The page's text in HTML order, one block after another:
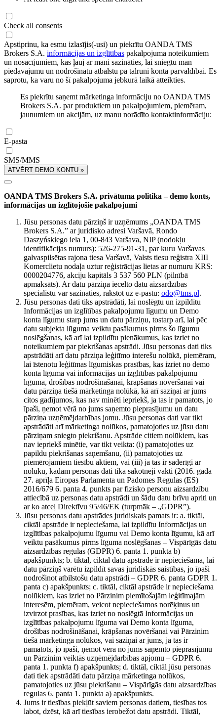
Check all consents
Apstiprinu, ka esmu izlasījis(-usi) un piekrītu OANDA TMS
Brokers S.A. informācijas un izglītības pakalpojuma noteikumiem
un nosacījumiem, kas ļauj ar mani sazināties, lai sniegtu man
piedāvājumu un nodrošinātu atbalstu pa tālruni konta pārvaldībai. Es
saprotu, ka varu no šī pakalpojuma jebkurā laikā atteikties.
Es piekrītu saņemt mārketinga informāciju no OANDA TMS
Brokers S.A. par produktiem un pakalpojumiem, piemēram,
jaunumiem un akcijām, uz manu norādīto kontaktinformāciju:
E-pasta
SMS/MMS
ATVĒRT DEMO KONTU »
OANDA TMS Brokers S.A. privātuma politika – demo konts,
informācijas un izglītojošie pakalpojumi
Jūsu personas datu pārziņš ir uzņēmums „OANDA TMS
Brokers S.A.” ar juridisko adresi Varšavā, Rondo
Daszyńskiego iela 1, 00-843 Varšava, NIP (nodokļu
identifikācijas numurs): 526-275-91-31, par kuru Varšavas
galvaspilsētas rajona tiesa Varšavā, Valsts tiesu reģistra XIII
Komerclietu nodaļa uztur reģistrācijas lietas ar numuru KRS:
0000204776, akciju kapitāls 3 537 560 PLN (pilnībā
apmaksāts). Ar datu pārziņa iecelto datu aizsardzības
speciālistu var sazināties, rakstot uz e-pastu: odo@tms.pl.
Jūsu personas dati tiks apstrādāti, lai noslēgtu un izpildītu
Informācijas un izglītības pakalpojumu līgumu un Demo
konta līgumu starp jums un datu pārziņu, tostarp arī, lai pēc
datu subjekta lūguma veiktu pasākumus pirms šo līgumu
noslēgšanas, kā arī lai izpildītu pienākumus, kas izriet no
noteikumiem par piekrišanas apstrādi. Jūsu personas dati tiks
apstrādāti arī datu pārziņa leģitīmo interešu nolūkā, piemēram,
lai īstenotu leģitīmas līgumiskas prasības, kas izriet no demo
konta līguma vai informācijas un izglītības pakalpojumu
līguma, drošības nodrošināšanai, krāpšanas novēršanai vai
datu pārziņa tiešā mārketinga nolūkā, kā arī saziņai ar jums
citos gadījumos, kas nav minēti iepriekš, ja tas ir pamatots, jo
īpaši, ņemot vērā no jums saņemto pieprasījumu un datu
pārziņa uzņēmējdarbības jomu. Jūsu personas dati var tikt
apstrādāti arī mārketinga nolūkos, pamatojoties uz jūsu datu
pārziņam sniegto piekrišanu. Apstrāde citiem nolūkiem, kas
nav iepriekš minētie, var tikt veikta: (i) pamatojoties uz
papildu piekrišanas saņemšanu, (ii) pamatojoties uz
piemērojamiem tiesību aktiem, vai (iii) ja tas ir saderīgi ar
nolūku, kādam personas dati tika sākotnēji vākti (2016. gada
27. aprīļa Eiropas Parlamenta un Padomes Regulas (ES)
2016/679 6. panta 4. punkts par fizisko personu aizsardzību
attiecībā uz personas datu apstrādi un šādu datu brīvu apriti un
ar ko atceļ Direktīvu 95/46/EK (turpmāk – „GDPR”).
Jūsu personas datu apstrādes juridiskais pamats ir: a. tiktāl,
ciktāl apstrāde ir nepieciešama, lai izpildītu Informācijas un
izglītības pakalpojumu līgumu vai Demo konta līgumu, kā arī
veiktu pasākumus pirms līguma noslēgšanas – Vispārīgās datu
aizsardzības regulas (GDPR) 6. panta 1. punkta b)
apakšpunkts; b. tiktāl, ciktāl datu apstrāde ir nepieciešama, lai
datu pārziņš varētu izpildīt savas juridiskās saistības, jo īpaši
nodrošinot atbilstošu datu apstrādi – GDPR 6. panta GDPR 1.
panta c) apakšpunkts; c. tiktāl, ciktāl apstrāde ir nepieciešama
nolūkiem, kas izriet no Pārzinim piemītošajām leģitīmajām
interesēm, piemēram, veicot nepieciešamos norēķinus un
izvirzot prasības, kas izriet no noslēgtā Informācijas un
izglītības pakalpojumu līguma vai Demo konta līguma,
drošības nodrošināšanai, krāpšanas novēršanai vai Pārzinim
tiešā mārketinga nolūkos, vai saziņai ar jums, ja tas ir
pamatots, jo īpaši, ņemot vērā no jums saņemto pieprasījumu
un Pārzinim veiktās uzņēmējdarbības apjomu – GDPR 6.
panta 1. punkta f) apakšpunkts; d. tiktāl, ciktāl jūsu personas
dati tiek apstrādāti datu pārziņa mārketinga nolūkos,
pamatojoties uz jūsu piekrišanu – Vispārīgās datu aizsardzības
regulas 6. panta 1. punkta a) apakšpunkts.
Jums ir tiesības piekļūt saviem personas datiem, tiesības tos
labot, dzēst, kā arī tiesības ierobežot datu apstrādi. Tiktāl,